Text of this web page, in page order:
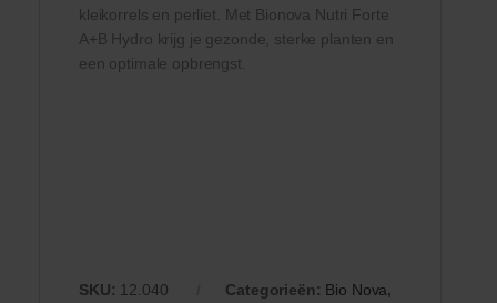
kleikorrels en perliet. Met Bionova Nutri Forte
A+B Hydro krijg je gezonde, sterke planten en
een optimale opbrengst.
SKU: 12.040 Categorieën: Bio Nova,